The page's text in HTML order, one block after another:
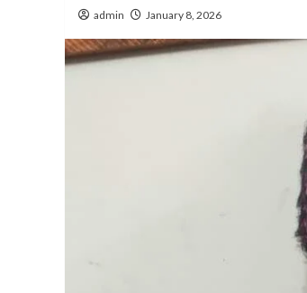
admin January 8, 2026